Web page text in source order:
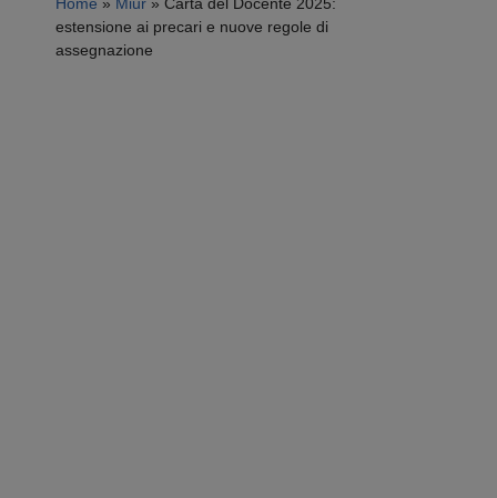
estensione ai precari e nuove regole di
assegnazione